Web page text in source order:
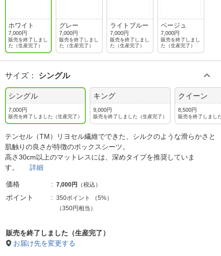
ホワイト
7,000円
販売を終了しまし
た（生産完了）
グレー
7,000円
販売を終了しまし
た（生産完了）
ライトブルー
7,000円
販売を終了しまし
た（生産完了）
ベージュ
7,000円
販売を終了しまし
た（生産完了）
サイズ ： シングル
シングル
7,000円
販売を終了しました（生産完了）
キング
9,000円
販売を終了しました（生産完了）
クイーン
8,500円
販売を終了しまし
テンセル（TM）リヨセル繊維でできた、シルクのような滑らかさと
肌触りの良さが特徴のボックスシーツ。
高さ30cm以上のマットレスには、深めタイプを推奨していま
す。 詳細
価格 7,000円 （税込）
ポイント 350ポイント （5%）
（350円相当）
販売を終了しました（生産完了）
お届け先を変更する